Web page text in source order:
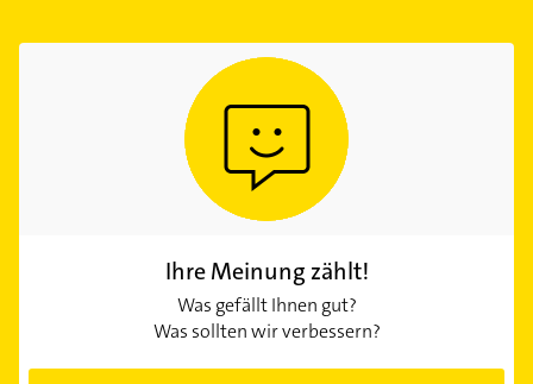
Ihre Meinung zählt!
Was gefällt Ihnen gut?
Was sollten wir verbessern?